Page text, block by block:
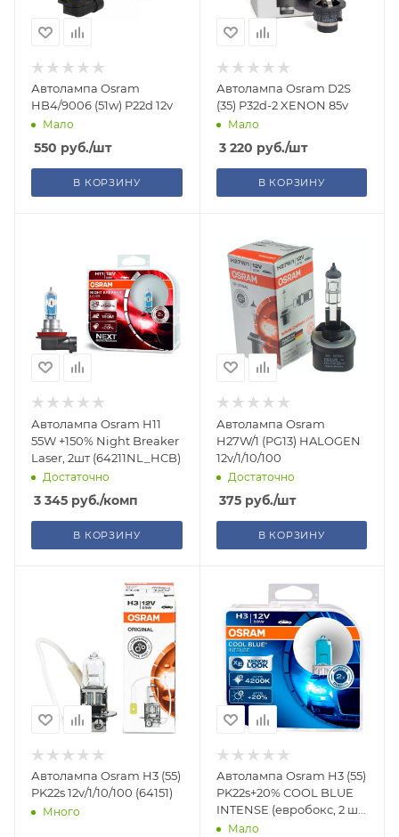
Автолампа Osram
HB4/9006 (51w) P22d 12v
Мало
550 руб./шт
В КОРЗИНУ
Автолампа Osram D2S
(35) P32d-2 XENON 85v
Мало
3 220 руб./шт
В КОРЗИНУ
Автолампа Osram H11
55W +150% Night Breaker
Laser, 2шт (64211NL_HCB)
Достаточно
3 345 руб./комп
В КОРЗИНУ
Автолампа Osram
H27W/1 (PG13) HALOGEN
12v/1/10/100
Достаточно
375руб./шт
В КОРЗИНУ
Автолампа Osram H3 (55)
PK22s 12v/1/10/100 (64151)
Много
Автолампа Osram H3 (55)
PK22s+20% COOL BLUE
INTENSE (евробокс, 2 шт)
4200K 12V /1 /10
Мало